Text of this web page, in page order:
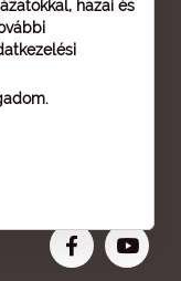
hazai és